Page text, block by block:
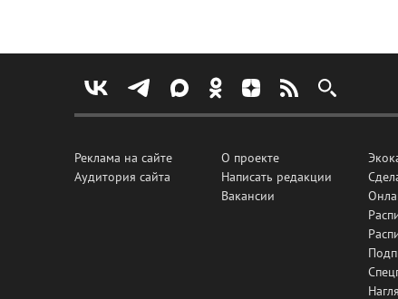
Реклама на сайте
Аудитория сайта
О проекте
Написать редакции
Вакансии